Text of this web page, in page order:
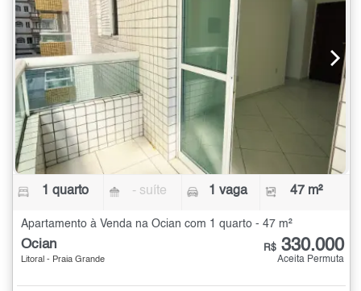
1 quarto - suíte 1 vaga 47 m²
Apartamento à Venda na Ocian com 1 quarto - 47 m²
Ocian
Litoral - Praia Grande
R$ 330.000
Aceita Permuta